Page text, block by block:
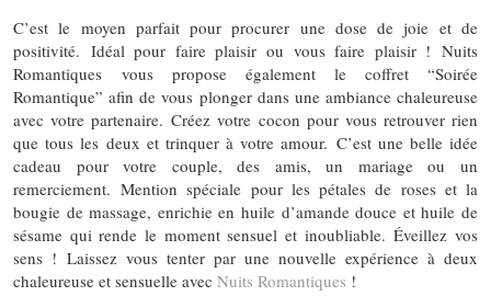
C’est le moyen parfait pour procurer une dose de joie et de
positivité. Idéal pour faire plaisir ou vous faire plaisir ! Nuits
Romantiques vous propose également le coffret “Soirée
Romantique” afin de vous plonger dans une ambiance chaleureuse
avec votre partenaire. Créez votre cocon pour vous retrouver rien
que tous les deux et trinquer à votre amour. C’est une belle idée
cadeau pour votre couple, des amis, un mariage ou un
remerciement. Mention spéciale pour les pétales de roses et la
bougie de massage, enrichie en huile d’amande douce et huile de
sésame qui rende le moment sensuel et inoubliable. Éveillez vos
sens ! Laissez vous tenter par une nouvelle expérience à deux
chaleureuse et sensuelle avec Nuits Romantiques !